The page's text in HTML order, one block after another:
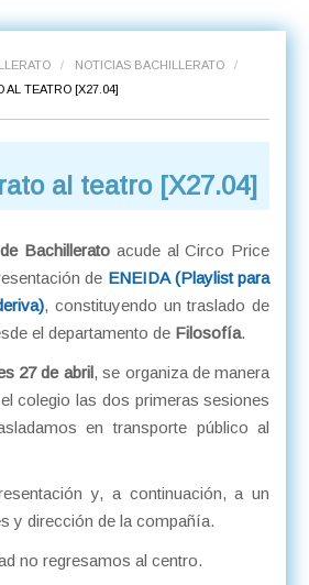
/ NOTICIAS BACHILLERATO
/
AL TEATRO [X27.04]
al teatro [X27.04]
Bachilleratoacude al Circo Price
de ENEIDA (Playlist para
, constituyendo un traslado de
el departamento de Filosofía.
27 de abril, se organiza de manera
colegio las dos primeras sesiones
en transporte público al
y, a continuación, a un
y dirección de la compañía.
no regresamos al centro.